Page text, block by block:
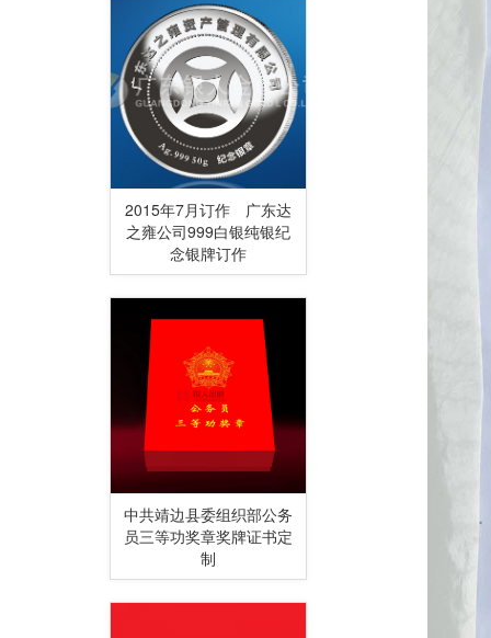
2015年7月订作 广东达
之雍公司999白银纯银纪
念银牌订作
中共靖边县委组织部公务
员三等功奖章奖牌证书定
制